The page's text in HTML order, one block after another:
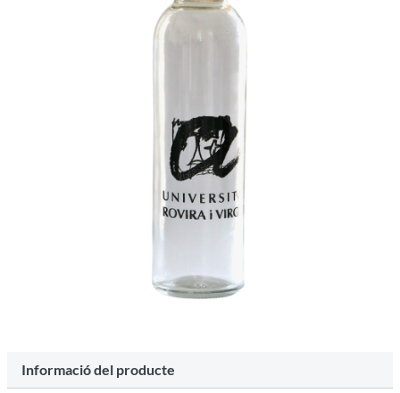
Informació del producte